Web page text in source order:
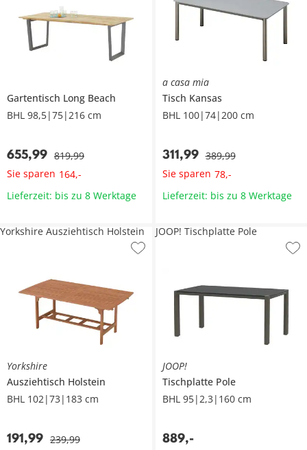
Gartentisch Long Beach
BHL 98,5|75|216 cm
655,99 819,99
Sie sparen 164,-
Lieferzeit: bis zu 8 Werktage
a casa mia
Tisch Kansas
BHL 100|74|200 cm
311,99 389,99
Sie sparen 78,-
Lieferzeit: bis zu 8 Werktage
Yorkshire
Ausziehtisch Holstein
BHL 102|73|183 cm
191,99 239,99
Yorkshire Ausziehtisch Holstein
JOOP!
Tischplatte Pole
BHL 95|2,3|160 cm
889,-
JOOP! Tischplatte Pole